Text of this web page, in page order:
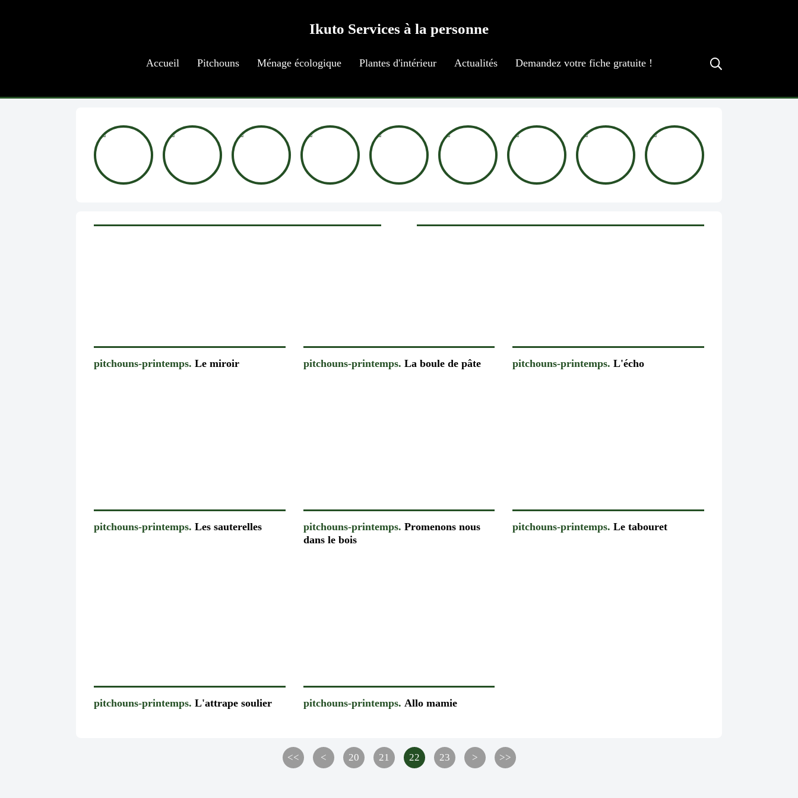
Ikuto Services à la personne
Accueil Pitchouns Ménage écologique Plantes d'intérieur Actualités Demandez votre fiche gratuite !
pitchouns-printemps. Le miroir pitchouns-printemps. La boule de pâte pitchouns-printemps. L'écho
pitchouns-printemps. Les sauterelles pitchouns-printemps. Promenons nous
dans le bois
pitchouns-printemps. Le tabouret
pitchouns-printemps. L'attrape soulier pitchouns-printemps. Allo mamie
<< < 10
20 21 22 23 > >>